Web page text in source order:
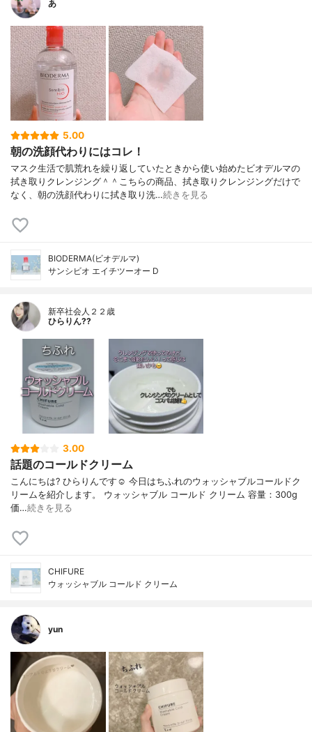
あ
5.00
朝の洗顔代わりにはコレ！
マスク生活で肌荒れを繰り返していたときから使い始めたビオデルマの
拭き取りクレンジング＾＾こちらの商品、拭き取りクレンジングだけで
なく、朝の洗顔代わりに拭き取り洗…続きを見る
BIODERMA(ビオデルマ)
サンシビオ エイチツーオー D
新卒社会人２２歳
ひらりん??
3.00
話題のコールドクリーム
こんにちは? ひらりんです☺️ 今日はちふれのウォッシャブルコールドク
リームを紹介します。 ウォッシャブル コールド クリーム 容量：300g
価…続きを見る
CHIFURE
ウォッシャブル コールド クリーム
yun